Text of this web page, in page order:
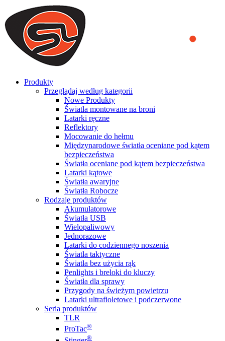
We use cookies to ensure that we provide you the best experience
on our website. By continuing to browse this website, you accept
that cookies are used to help us analyze how the website is used and
to offer you a better experience. To learn more or to find out how
you can disable cookies, you can access our
Produkty
Przeglądaj według kategorii
Nowe Produkty
Światła montowane na broni
Latarki ręczne
Reflektory
Mocowanie do hełmu
Międzynarodowe światła oceniane pod kątem
bezpieczeństwa
Światła oceniane pod kątem bezpieczeństwa
Latarki kątowe
Światła awaryjne
Światła Robocze
Rodzaje produktów
Akumulatorowe
Światła USB
Wielopaliwowy
Jednorazowe
Latarki do codziennego noszenia
Światła taktyczne
Światła bez użycia rąk
Penlights i breloki do kluczy
Światła dla sprawy
Przygody na świeżym powietrzu
Latarki ultrafioletowe i podczerwone
Seria produktów
TLR
ProTac®
®